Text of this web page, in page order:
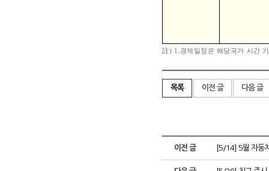
註) 1.경제일정은 해당국가 시간
목록 이전 글 다음 글
이전 글 [5/14] 5월 자동